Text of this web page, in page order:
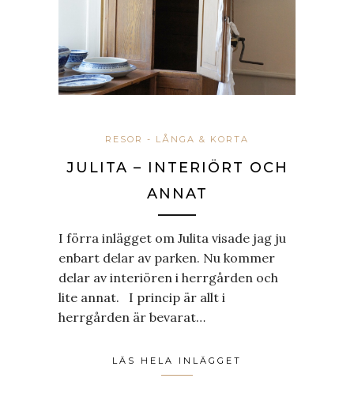
RESOR - LÅNGA & KORTA
JULITA – INTERIÖRT OCH
ANNAT
I förra inlägget om Julita visade jag ju
enbart delar av parken. Nu kommer
delar av interiören i herrgården och
lite annat. I princip är allt i
herrgården är bevarat…
LÄS HELA INLÄGGET